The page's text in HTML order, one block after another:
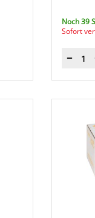
Noch 39
Sofort
Menge